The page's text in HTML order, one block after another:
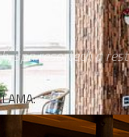
spa resortech a